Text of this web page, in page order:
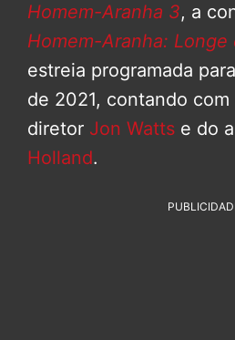
Homem-Aranha 3, a
Homem-Aranha: Longe
estreia programada
de 2021, contando
diretor Jon Watts e do
Holland.